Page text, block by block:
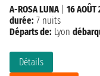
Détails
A-ROSA LUNA
16 AOÛT
durée: 7 nuits
Départs de: Lyon